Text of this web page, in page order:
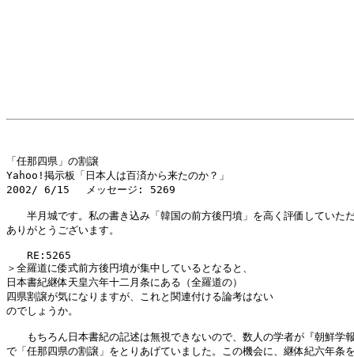
「任那四県」の割譲
Yahoo!掲示板「日本人は百済から来たのか？」
2002/ 6/15 　メッセージ: 5269
半月城です。私の書き込み「韓国の前方後円墳」を高く評価していた
ありがとうございます。
RE:5265
＞全羅道に倭式前方後円墳が集中しているとなると、
日本書紀継体天皇六年十二月条にある（全羅道の）
四県割譲が気になりますが、これと関連付ける論考はない
のでしょうか。
もちろん日本書紀の記述は無視できないので、数人の学者が『朝鮮学
で「任那四県の割譲」をとりあげていました。この機会に、継体紀六年条